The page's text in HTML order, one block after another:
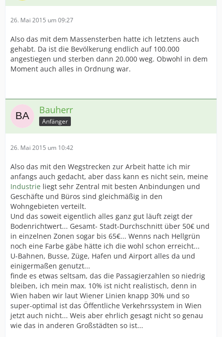
26. Mai 2015 um 09:27
Also das mit dem Massensterben hatte ich letztens auch
gehabt. Da ist die Bevölkerung endlich auf 100.000
angestiegen und sterben dann 20.000 weg. Obwohl in dem
Moment auch alles in Ordnung war.
Bauherr
Anfänger
26. Mai 2015 um 10:42
Also das mit den Wegstrecken zur Arbeit hatte ich mir
anfangs auch gedacht, aber dass kann es nicht sein, meine
Industrie liegt sehr Zentral mit besten Anbindungen und
Geschäfte und Büros sind gleichmäßig in den
Wohngebieten verteilt.
Und das soweit eigentlich alles ganz gut läuft zeigt der
Bodenrichtwert... Gesamt- Stadt-Durchschnitt über 50€ und
in einzelnen Zonen sogar bis 65€... Wenns nach Hellgrün
noch eine Farbe gäbe hätte ich die wohl schon erreicht...
U-Bahnen, Busse, Züge, Hafen und Airport alles da und
einigermaßen genutzt...
finde es etwas seltsam, das die Passagierzahlen so niedrig
bleiben, ich mein max. 10% ist nicht realistisch, denn in
Wien haben wir laut Wiener Linien knapp 30% und so
super-optimal ist das Öffentliche Verkehrssystem in Wien
jetzt auch nicht... Weis aber ehrlich gesagt nicht so genau
wie das in anderen Großstädten so ist...